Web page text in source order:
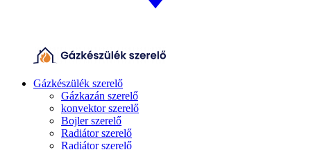
Gázkészülék szerelő
Gázkazán szerelő
konvektor szerelő
Bojler szerelő
Radiátor szerelő
Radiátor szerelő